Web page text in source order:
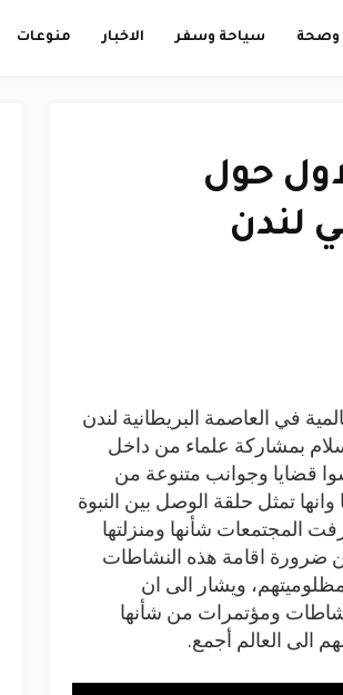
سياحة وسفر الاخبار منوعات
حول
لندن
في العاصمة البريطانية لندن
بمشاركة علماء من داخل
قضايا وجوانب متنوعة من
تمثل حلقة الوصل بين النبوة
المجتمعات شأنها ومنزلتها
ضرورة اقامة هذه النشاطات
ويشار الى ان
ومؤتمرات من شأنها
الى العالم أجمع.